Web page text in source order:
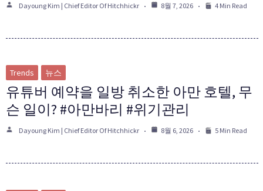
Dayoung Kim | Chief Editor Of Hitchhickr 8월 7, 2026 4 Min Read
Trends 뉴스
유튜버 예약을 일방 취소한 아만 호텔, 무
슨 일이? #아만바리 #위기관리
Dayoung Kim | Chief Editor Of Hitchhickr 8월 6, 2026 5 Min Read